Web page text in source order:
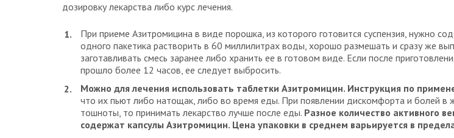
дозировку лекарства либо курс лечения.
При приеме Азитромицина в виде порошка, из которого готовится суспензия, нужно
одного пакетика растворить в 60 миллилитрах воды, хорошо размешать и сразу же
заготавливать смесь заранее либо хранить ее в готовом виде. Если после
прошло более 12 часов, ее следует выбросить.
Можно для лечения использовать таблетки Азитромицин. Инструкция по
что их пьют либо натощак, либо во время еды. При появлении дискомфорта и болей в
тошноты, то принимать лекарство лучше после еды. Разное количество активного
содержат капсулы Азитромицин. Цена упаковки в среднем варьируется в